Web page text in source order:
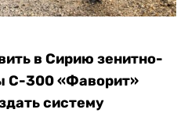
в Сирию зенитно-
С-300 «Фаворит»
систему